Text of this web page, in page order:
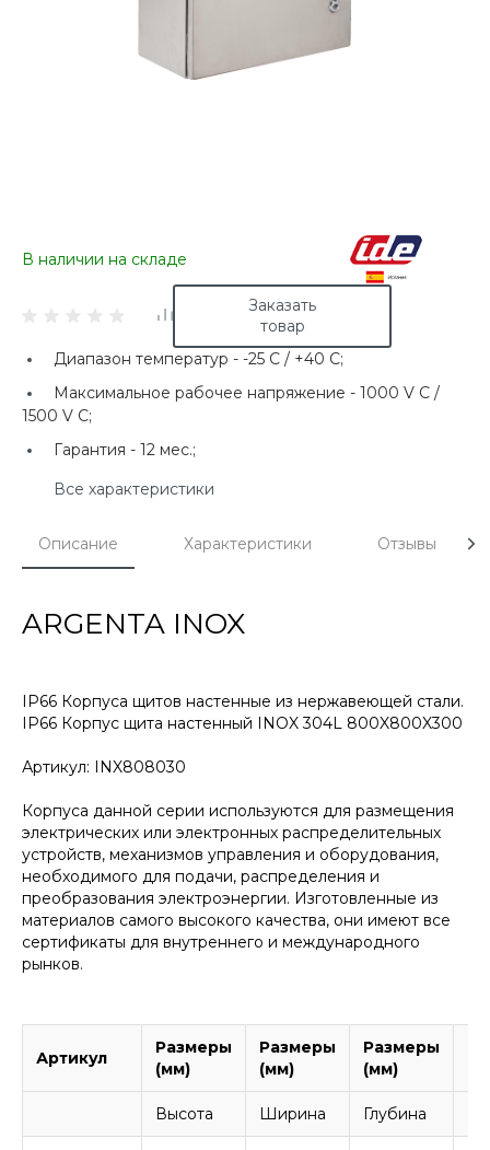
В наличии на складе
Заказать
товар
Диапазон температур - -25 C / +40 C;
Максимальное рабочее напряжение - 1000 V C /
1500 V C;
Гарантия - 12 мес.;
Все характеристики
Описание Характеристики Отзывы
ARGENTA INOX
IP66 Корпуса щитов настенные из нержавеющей стали.
IP66 Корпус щита настенный INOX 304L 800X800X300
Артикул: INX808030
Корпуса данной серии используются для размещения
электрических или электронных распределительных
устройств, механизмов управления и оборудования,
необходимого для подачи, распределения и
преобразования электроэнергии. Изготовленные из
материалов самого высокого качества, они имеют все
сертификаты для внутреннего и международного
рынков.
Артикул
Размеры
(мм)
Размеры
(мм)
Размеры
(мм)
Высота Ширина Глубина